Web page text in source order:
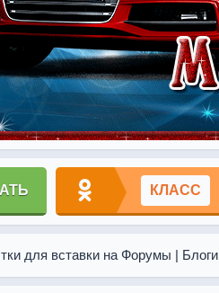
КЛАСС
для вставки на Форумы | Блоги